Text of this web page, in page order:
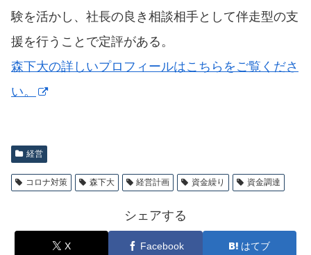
験を活かし、社長の良き相談相手として伴走型の支
援を行うことで定評がある。
森下大の詳しいプロフィールはこちらをご覧くださ
い。
経営
コロナ対策 森下大 経営計画 資金繰り 資金調達
シェアする
X Facebook はてブ